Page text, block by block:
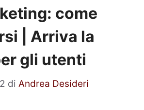
come
| Arriva la
gli utenti
di Andrea Desideri